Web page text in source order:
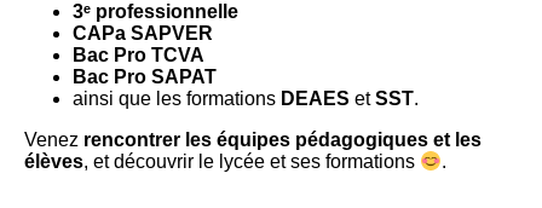
3ᵉ professionnelle
CAPa SAPVER
Bac Pro TCVA
Bac Pro SAPAT
ainsi que les formations DEAES etSST.
Venez rencontrer les équipes pédagogiques et les
élèves, et découvrir le lycée et ses formations .